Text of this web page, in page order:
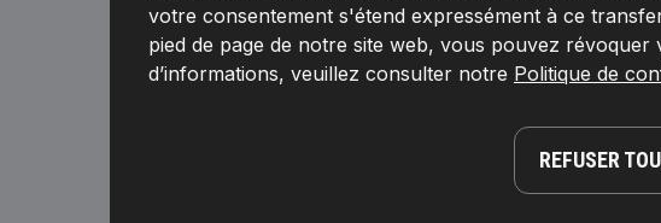
votre consentement s'étend expressément à ce
pied de page de notre site web, vous pouvez
d’informations, veuillez consulter notre Politique de
REFUSER